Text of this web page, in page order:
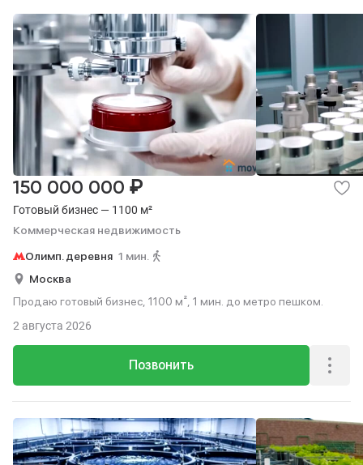
Готовый бизнес — 1100 м²
Коммерческая недвижимость
150 000 000 ₽
Олимп. деревня 1 мин.
Москва
Продаю готовый бизнес, 1100 м², 1 мин. до метро пешком.
Позвонить
2 августа 2026